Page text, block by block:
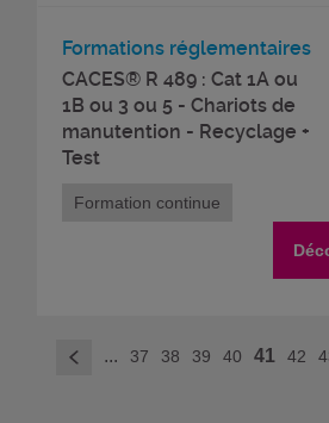
Formations réglementaires
CACES® R 489 : Cat 1A ou
1B ou 3 ou 5 - Chariots de
manutention - Recyclage +
Test
Formation continue
< ... 37 38 39 40 41 42